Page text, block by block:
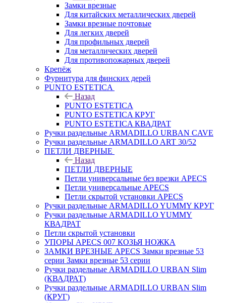
Замки врезные
Для китайских металлических дверей
Замки врезные почтовые
Для легких дверей
Для профильных дверей
Для металлических дверей
Для противопожарных дверей
Крепёж
Фурнитура для финских дерей
PUNTO ESTETICA
Назад
PUNTO ESTETICA
PUNTO ESTETICA КРУГ
PUNTO ESTETICA КВАДРАТ
Ручки раздельные ARMADILLO URBAN CAVE
Ручки раздельные ARMADILLO ART 30/52
ПЕТЛИ ДВЕРНЫЕ
Назад
ПЕТЛИ ДВЕРНЫЕ
Петли универсальные без врезки APECS
Петли универсальные APECS
Петли скрытой установки APECS
Ручки раздельные ARMADILLO YUMMY КРУГ
Ручки раздельные ARMADILLO YUMMY
КВАДРАТ
Петли скрытой установки
УПОРЫ APECS 007 КОЗЬЯ НОЖКА
ЗАМКИ ВРЕЗНЫЕ APECS Замки врезные 53
серии Замки врезные 53 серии
Ручки раздельные ARMADILLO URBAN Slim
(КВАДРАТ)
Ручки раздельные ARMADILLO URBAN Slim
(КРУГ)